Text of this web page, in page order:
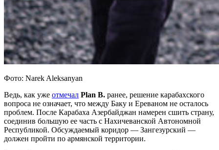
Фото: Narek Aleksanyan
Ведь, как уже отмечал Plan B. ранее, решение карабахского
вопроса не означает, что между Баку и Ереваном не осталось
проблем. После Карабаха Азербайджан намерен сшить страну,
соединив большую ее часть с Нахичеванской Автономной
Республикой. Обсуждаемый коридор — Зангезурский —
должен пройти по армянской территории.